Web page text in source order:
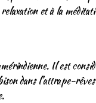
et à la
Il est
dans l’attrape-